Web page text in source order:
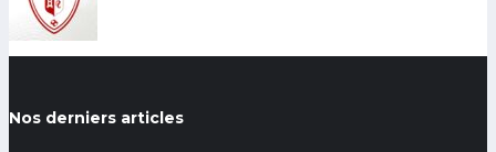
Nos derniers articles